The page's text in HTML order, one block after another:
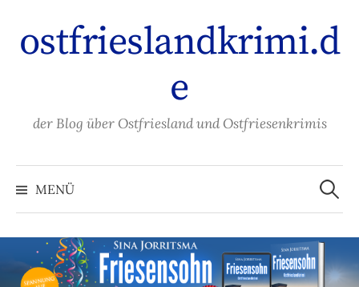
Inhalt
überspringen
ostfrieslandkrimi.d
e
der Blog über Ostfriesland und Ostfriesenkrimis
MENÜ
Suchen
nach: